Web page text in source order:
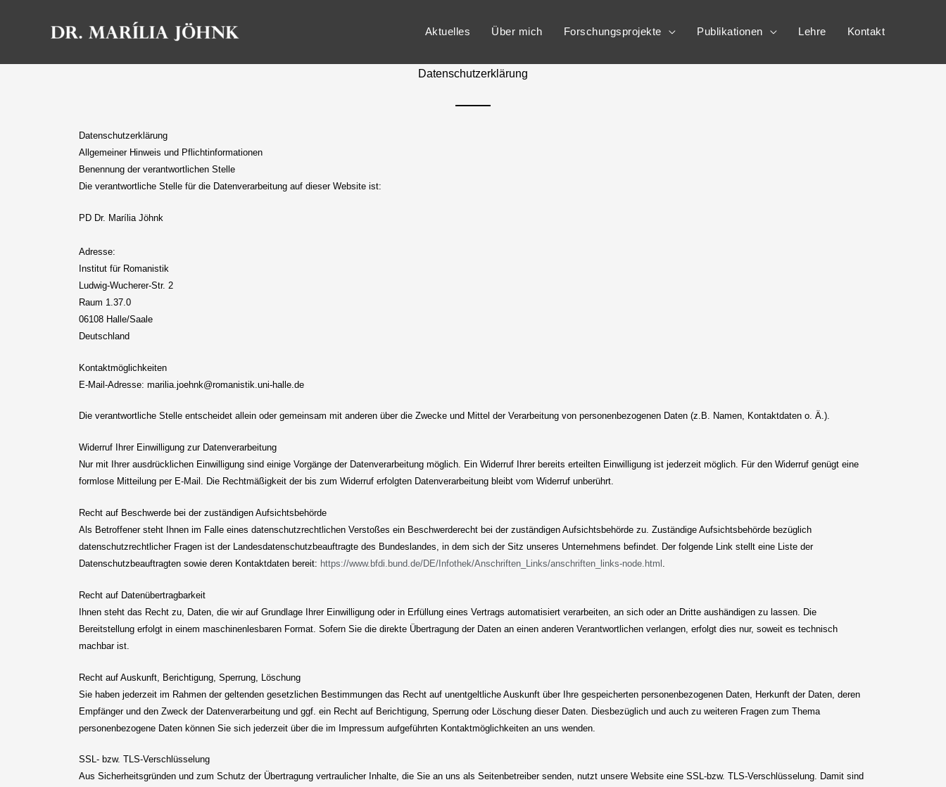
Aktuelles Über mich Forschungsprojekte Publikationen Lehre Kontakt
Datenschutzerklärung
Datenschutzerklärung
Allgemeiner Hinweis und Pflichtinformationen
Benennung der verantwortlichen Stelle
Die verantwortliche Stelle für die Datenverarbeitung auf dieser Website ist:
PD Dr. Marília Jöhnk
Adresse:
Institut für Romanistik
Ludwig-Wucherer-Str. 2
Raum 1.37.0
06108 Halle/Saale
Deutschland
Kontaktmöglichkeiten
E-Mail-Adresse: marilia.joehnk@romanistik.uni-halle.de
Die verantwortliche Stelle entscheidet allein oder gemeinsam mit anderen über die Zwecke und Mittel der Verarbeitung von personenbezogenen Daten (z.B. Namen, Kontaktdaten o. Ä.).
Widerruf Ihrer Einwilligung zur Datenverarbeitung
Nur mit Ihrer ausdrücklichen Einwilligung sind einige Vorgänge der Datenverarbeitung möglich. Ein Widerruf Ihrer bereits erteilten Einwilligung ist jederzeit möglich. Für den Widerruf genügt eine
formlose Mitteilung per E-Mail. Die Rechtmäßigkeit der bis zum Widerruf erfolgten Datenverarbeitung bleibt vom Widerruf unberührt.
Recht auf Beschwerde bei der zuständigen Aufsichtsbehörde
Als Betroffener steht Ihnen im Falle eines datenschutzrechtlichen Verstoßes ein Beschwerderecht bei der zuständigen Aufsichtsbehörde zu. Zuständige Aufsichtsbehörde bezüglich
datenschutzrechtlicher Fragen ist der Landesdatenschutzbeauftragte des Bundeslandes, in dem sich der Sitz unseres Unternehmens befindet. Der folgende Link stellt eine Liste der
Datenschutzbeauftragten sowie deren Kontaktdaten bereit: https://www.bfdi.bund.de/DE/Infothek/Anschriften_Links/anschriften_links-node.html
Recht auf Datenübertragbarkeit
Ihnen steht das Recht zu, Daten, die wir auf Grundlage Ihrer Einwilligung oder in Erfüllung eines Vertrags automatisiert verarbeiten, an sich oder an Dritte aushändigen zu lassen. Die
Bereitstellung erfolgt in einem maschinenlesbaren Format. Sofern Sie die direkte Übertragung der Daten an einen anderen Verantwortlichen verlangen, erfolgt dies nur, soweit es technisch
machbar ist.
Recht auf Auskunft, Berichtigung, Sperrung, Löschung
Sie haben jederzeit im Rahmen der geltenden gesetzlichen Bestimmungen das Recht auf unentgeltliche Auskunft über Ihre gespeicherten personenbezogenen Daten, Herkunft der Daten, deren
Empfänger und den Zweck der Datenverarbeitung und ggf. ein Recht auf Berichtigung, Sperrung oder Löschung dieser Daten. Diesbezüglich und auch zu weiteren Fragen zum Thema
personenbezogene Daten können Sie sich jederzeit über die im Impressum aufgeführten Kontaktmöglichkeiten an uns wenden.
SSL- bzw. TLS-Verschlüsselung
Aus Sicherheitsgründen und zum Schutz der Übertragung vertraulicher Inhalte, die Sie an uns als Seitenbetreiber senden, nutzt unsere Website eine SSL-bzw. TLS-Verschlüsselung. Damit sind